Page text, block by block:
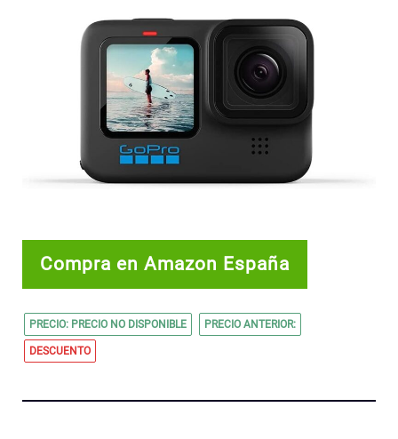
Compra en Amazon España
PRECIO: PRECIO NO DISPONIBLE PRECIO ANTERIOR:
DESCUENTO